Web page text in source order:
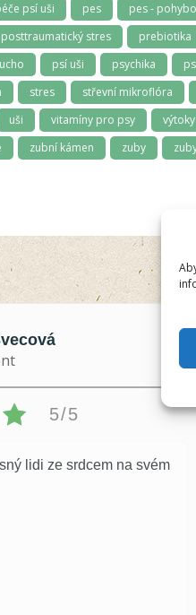
psí uši pes pes -
posttraumatický stres prebiotika
psí uši psychika
stres střevní mikroflóra
uši vitamíny pro psy výtoky
zubní kámen zuby
5/5
lidi ze srdcem na svém